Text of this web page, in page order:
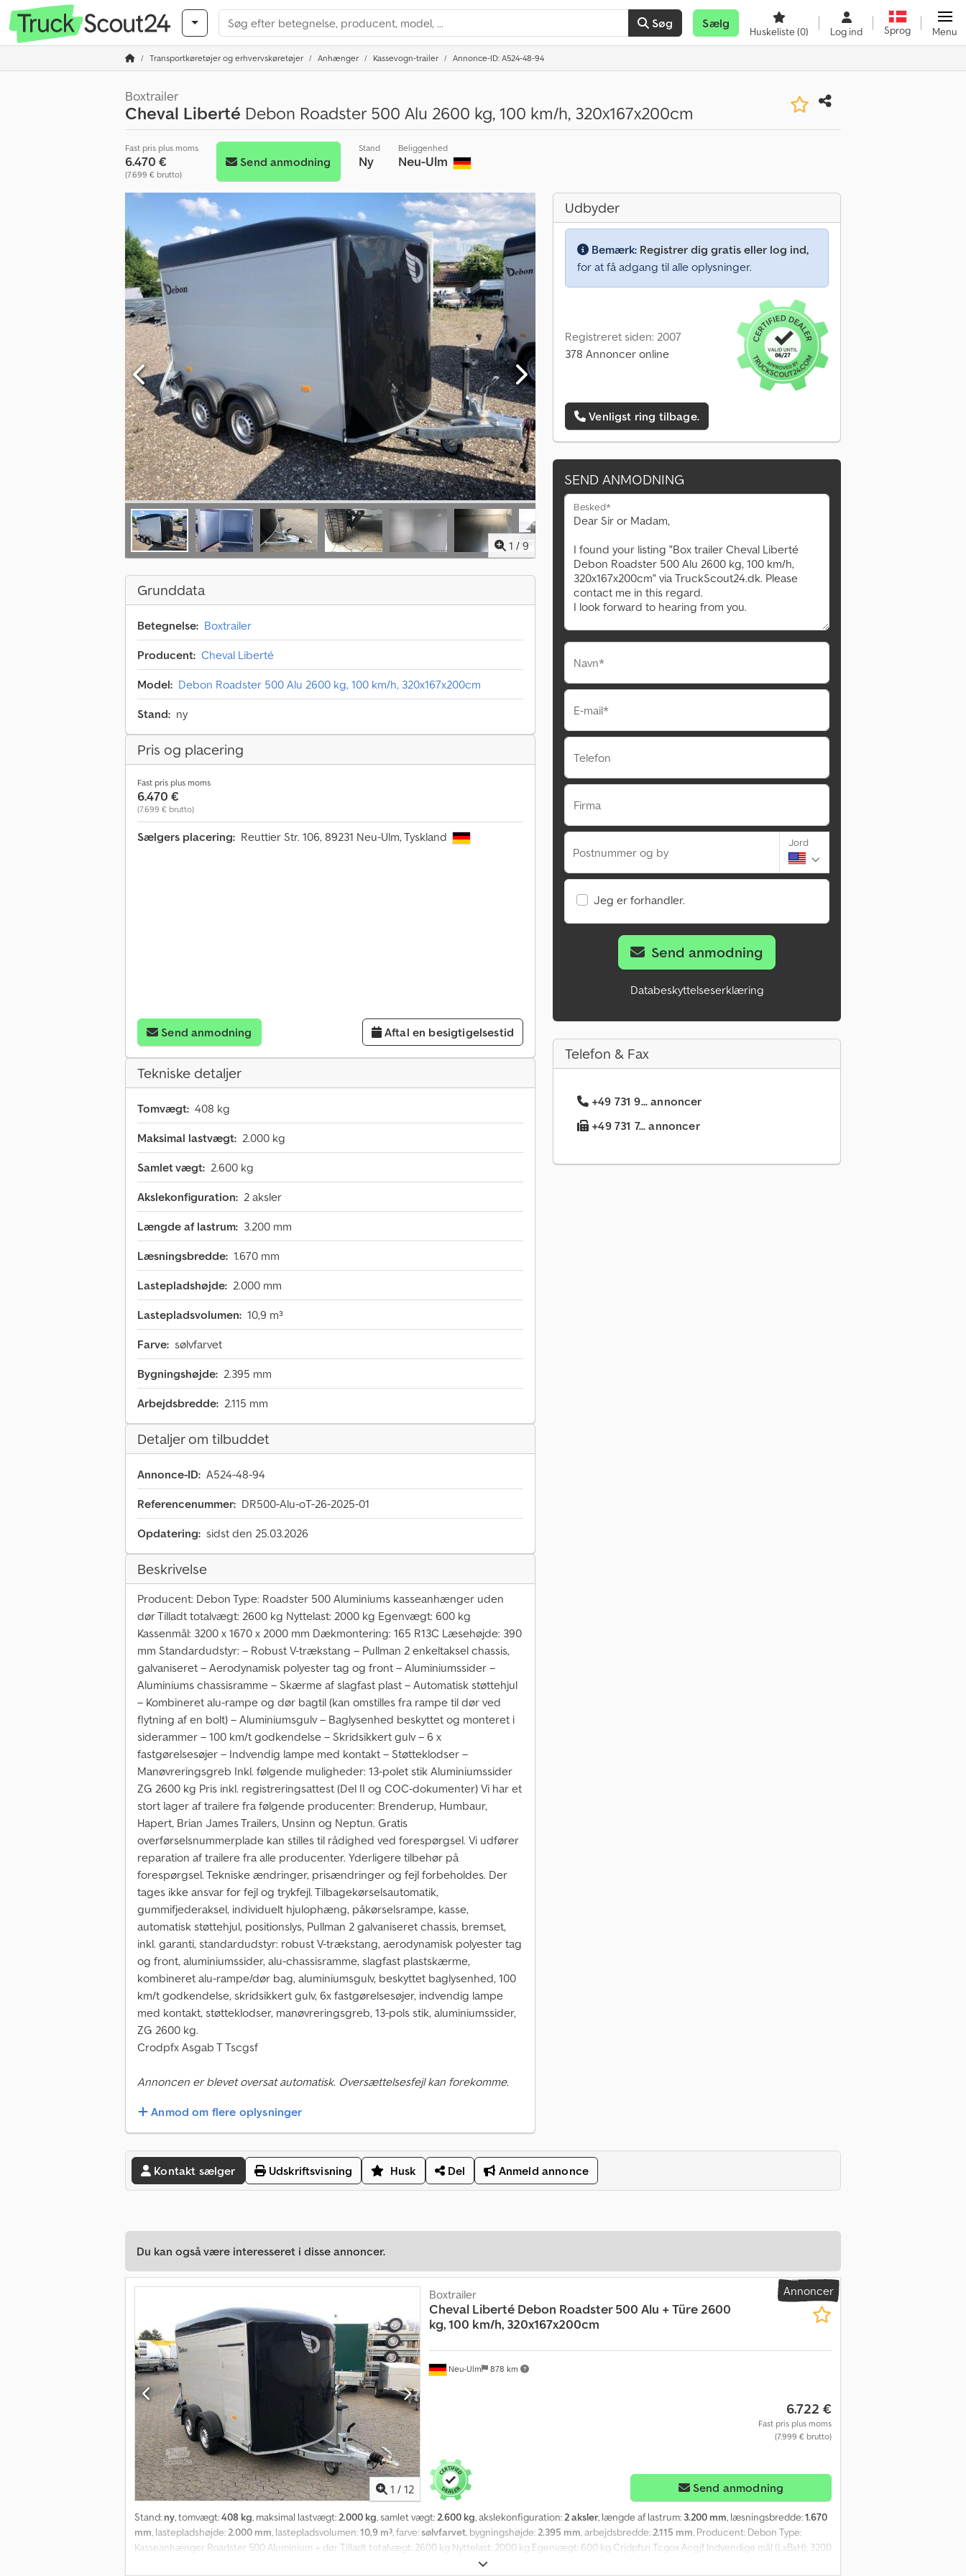
Søg Sælg
Huskeliste(0) Log ind Sprog Menu
Transportkøretøjer og erhvervskøretøjer Anhænger Kassevogn-trailer Annonce-ID: A524-48-94
Boxtrailer
Cheval Liberté Debon Roadster 500 Alu 2600 kg, 100 km/h, 320x167x200cm
Fast pris plus moms
6.470 €
(7.699 € brutto)
Send anmodning
Stand
Ny
Beliggenhed
Neu-Ulm
1 / 9
Grunddata
Betegnelse: Boxtrailer
Producent: Cheval Liberté
Model: Debon Roadster 500 Alu 2600 kg, 100 km/h, 320x167x200cm
Stand: ny
Pris og placering
Fast pris plus moms
6.470 €
(7.699 € brutto)
Sælgers placering: Reuttier Str. 106, 89231 Neu-Ulm, Tyskland
Send anmodning Aftal en besigtigelsestid
Tekniske detaljer
Tomvægt: 408 kg
Maksimal lastvægt: 2.000 kg
Samlet vægt: 2.600 kg
Akslekonfiguration: 2 aksler
Længde af lastrum: 3.200 mm
Læsningsbredde: 1.670 mm
Lastepladshøjde: 2.000 mm
Lastepladsvolumen: 10,9 m³
Farve: sølvfarvet
Bygningshøjde: 2.395 mm
Arbejdsbredde: 2.115 mm
Detaljer om tilbuddet
Annonce-ID: A524-48-94
Referencenummer: DR500-Alu-oT-26-2025-01
Opdatering: sidst den 25.03.2026
Beskrivelse
Producent: Debon Type: Roadster 500 Aluminiums kasseanhænger uden
dør Tilladt totalvægt: 2600 kg Nyttelast: 2000 kg Egenvægt: 600 kg
Kassenmål: 3200 x 1670 x 2000 mm Dækmontering: 165 R13C Læsehøjde: 390
mm Standardudstyr: – Robust V-trækstang – Pullman 2 enkeltaksel chassis,
galvaniseret – Aerodynamisk polyester tag og front – Aluminiumssider –
Aluminiums chassisramme – Skærme af slagfast plast – Automatisk støttehjul
– Kombineret alu-rampe og dør bagtil (kan omstilles fra rampe til dør ved
flytning af en bolt) – Aluminiumsgulv – Baglysenhed beskyttet og monteret i
siderammer – 100 km/t godkendelse – Skridsikkert gulv – 6 x
fastgørelsesøjer – Indvendig lampe med kontakt – Støtteklodser –
Manøvreringsgreb Inkl. følgende muligheder: 13-polet stik Aluminiumssider
ZG 2600 kg Pris inkl. registreringsattest (Del II og COC-dokumenter) Vi har et
stort lager af trailere fra følgende producenter: Brenderup, Humbaur,
Hapert, Brian James Trailers, Unsinn og Neptun. Gratis
overførselsnummerplade kan stilles til rådighed ved forespørgsel. Vi udfører
reparation af trailere fra alle producenter. Yderligere tilbehør på
forespørgsel. Tekniske ændringer, prisændringer og fejl forbeholdes. Der
tages ikke ansvar for fejl og trykfejl. Tilbagekørselsautomatik,
gummifjederaksel, individuelt hjulophæng, påkørselsrampe, kasse,
automatisk støttehjul, positionslys, Pullman 2 galvaniseret chassis, bremset,
inkl. garanti, standardudstyr: robust V-trækstang, aerodynamisk polyester tag
og front, aluminiumssider, alu-chassisramme, slagfast plastskærme,
kombineret alu-rampe/dør bag, aluminiumsgulv, beskyttet baglysenhed, 100
km/t godkendelse, skridsikkert gulv, 6x fastgørelsesøjer, indvendig lampe
med kontakt, støtteklodser, manøvreringsgreb, 13-pols stik, aluminiumssider,
ZG 2600 kg.
Crodpfx Asgab T Tscgsf
Annoncen er blevet oversat automatisk. Oversættelsesfejl kan forekomme.
Anmod om flere oplysninger
Udbyder
Bemærk: Registrer dig gratis eller log ind,
for at få adgang til alle oplysninger.
Registreret siden: 2007
378 Annoncer online
Venligst ring tilbage.
SEND ANMODNING
Besked*
Navn*
E-mail*
Telefon
Firma
Postnummer og by
Jord
Jeg er forhandler.
Send anmodning
Databeskyttelseserklæring
Telefon & Fax
+49 731 9... annoncer
+49 731 7... annoncer
Kontakt sælger Udskriftsvisning Husk Del Anmeld annonce
Du kan også være interesseret i disse annoncer.
Annoncer
1 / 12
Neu-Ulm 878 km
Boxtrailer
Cheval Liberté Debon Roadster 500 Alu + Türe 2600
kg, 100 km/h, 320x167x200cm
6.722 €
Fast pris plus moms
(7.999 € brutto)
Send anmodning
Stand: ny, tomvægt:408 kg, maksimal lastvægt:2.000 kg, samlet vægt:2.600 kg, akslekonfiguration:2 aksler, længde af lastrum: 3.200 mm, læsningsbredde:1.670
mm, lastepladshøjde:2.000 mm, lastepladsvolumen:10,9 m³, farve:sølvfarvet, bygningshøjde:2.395 mm, arbejdsbredde:2.115 mm, Producent: Debon Type:
Kasseanhænger Roadster 500 Aluminium + dør Tilladt totalvægt: 2600 kg Nyttelast: 2000 kg Egenvægt: 600 kg Crjdpfsri Tcgox Acgjf Indvendige mål (LxBxH): 3200
x 1670 x 2000 mm Dæk: 165 R13C Ladehøjde: 390 mm Standardudstyr: - Robust V-trækstang - Pullman 2 enkeltaksel-chassis, galvaniseret - Aerodynamisk tag og